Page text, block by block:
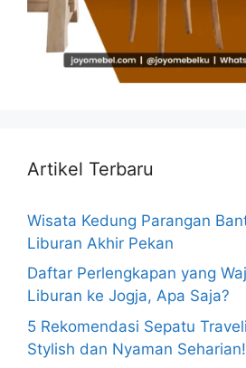
Artikel Terbaru
Wisata Kedung Parangan
Liburan Akhir Pekan
Daftar Perlengkapan yang
Liburan ke Jogja, Apa Saja?
5 Rekomendasi Sepatu
Stylish dan Nyaman Seharian!